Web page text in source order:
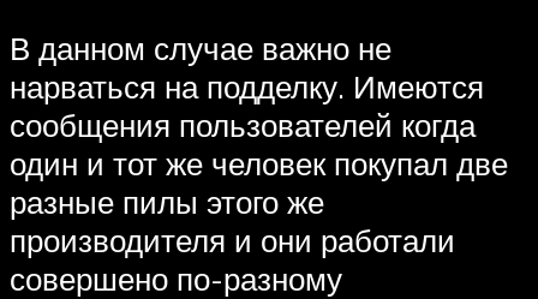
В данном случае важно не
нарваться на подделку. Имеются
сообщения пользователей когда
один и тот же человек покупал две
разные пилы этого же
производителя и они работали
совершено по-разному